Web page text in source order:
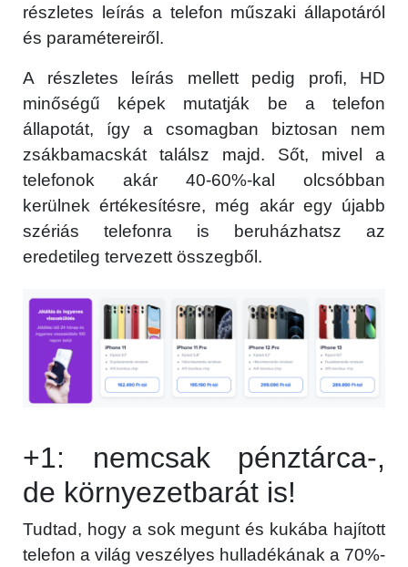
részletes leírás a telefon műszaki állapotáról
és paramétereiről.
A részletes leírás mellett pedig profi, HD
minőségű képek mutatják be a telefon
állapotát, így a csomagban biztosan nem
zsákbamacskát találsz majd. Sőt, mivel a
telefonok akár 40-60%-kal olcsóbban
kerülnek értékesítésre, még akár egy újabb
szériás telefonra is beruházhatsz az
eredetileg tervezett összegből.
+1: nemcsak pénztárca-,
de környezetbarát is!
Tudtad, hogy a sok megunt és kukába hajított
telefon a világ veszélyes hulladékának a 70%-
Főoldal
Közösség